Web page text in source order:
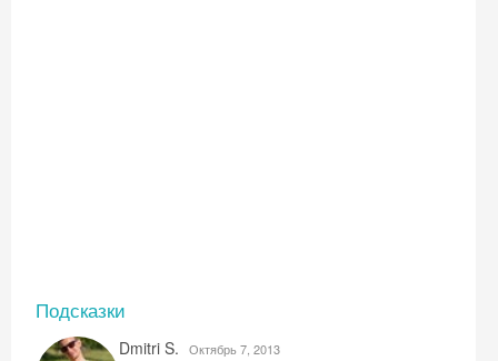
Подсказки
Dmitri S. Октябрь 7, 2013